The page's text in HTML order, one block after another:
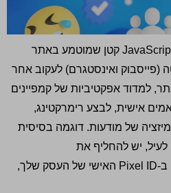
קוד פיקסל של מטא הוא קוד JavaScript קטן שמוטמע באתר
ואינסטגרם) לעקוב אחר
למדוד אפקטיביות של קמפיינים
אישית, לבצע רימרקטינג,
של מודעות. דוגמה בסיסית
יש להחליף את
המספר 123456789012345 ב-Pixel ID האישי של העסק שלך,